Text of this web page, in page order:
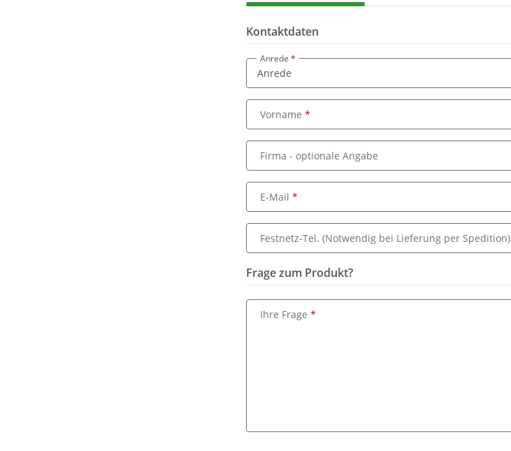
Kontaktdaten
Anrede
Vorname
Firma - optionale Angabe
E-Mail
Festnetz-Tel. (Notwendig bei Lieferung per Spedition)
Frage zum Produkt?
Ihre Frage